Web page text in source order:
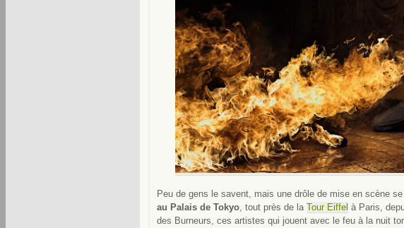
Peu de gens le savent, mais une drôle de mise en scène
au Palais de Tokyo, tout près de la Tour Eiffel à Paris,
des Burneurs, ces artistes qui jouent avec le feu à la nuit